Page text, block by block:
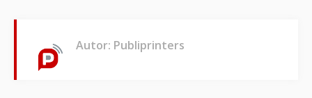
Autor: Publiprinters